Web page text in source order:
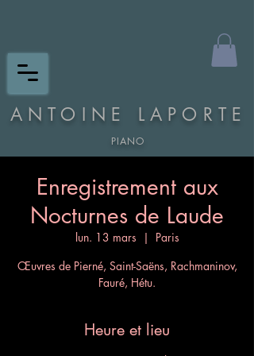
ANTOINE LAPORTE
PIANO
Enregistrement aux
Nocturnes de Laude
lun. 13 mars
  |
Paris
Œuvres de Pierné, Saint-Saëns, Rachmaninov,
Fauré, Hétu.
Heure et lieu